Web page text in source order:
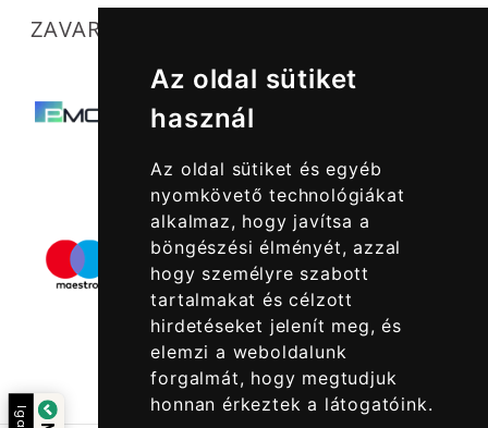
Az oldal sütiket
használ
Az oldal sütiket és egyéb
nyomkövető technológiákat
alkalmaz, hogy javítsa a
böngészési élményét, azzal
hogy személyre szabott
tartalmakat és célzott
hirdetéseket jelenít meg, és
elemzi a weboldalunk
forgalmát, hogy megtudjuk
honnan érkeztek a látogatóink.
ZAVARTALAN MŰKÖDÉSÜNKET SEGÍTIK